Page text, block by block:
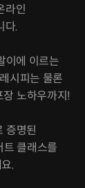
라인
다.
이에 이르는
시피는 물론
노하우까지!
증명된
트 클래스를
.